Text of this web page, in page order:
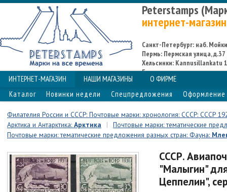
Peterstamps
интернет-магазин
Санкт-Петербург: наб.
Пермь: Пермская улица, д.37
Хельсинки: Kannusillankatu
Espoo
ИНТЕРНЕТ-МАГАЗИН НАШИ МАГАЗИНЫ
О ФИРМЕ
Каталог
Новинки недели Спецпредложения Оформление
Филателия России и СССР: Почтовые марки: хронология: СССР: СССР
Арктика и Антарктика: Арктика |
Почтовые марки: тематические
Почтовые марки: тематические предложения разных стран: Фауна:
СССР.
"Малыгин"
Цеппелин",